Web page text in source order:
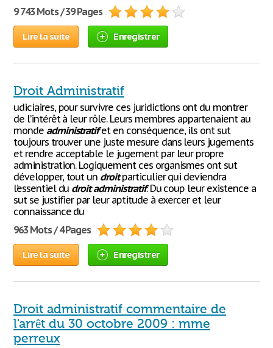
9 743 Mots / 39 Pages
Lire la suite Enregistrer
Droit Administratif
udiciaires, pour survivre ces juridictions ont du montrer
de l’intérêt à leur rôle. Leurs membres appartenaient au
monde administratifet en conséquence, ils ont sut
toujours trouver une juste mesure dans leurs jugements
et rendre acceptable le jugement par leur propre
administration. Logiquement ces organismes ont sut
développer, tout un droitparticulier qui deviendra
l’essentiel du droit administratif. Du coup leur existence a
sut se justifier par leur aptitude à exercer et leur
connaissance du
963 Mots / 4 Pages
Lire la suite Enregistrer
Droit administratif commentaire de
l'arrêt du 30 octobre 2009 : mme
perreux